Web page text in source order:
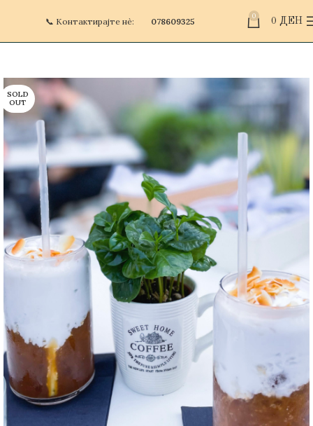
📞 Контактирајте нè: 078609325 0
0 ДЕН
SOLD
OUT